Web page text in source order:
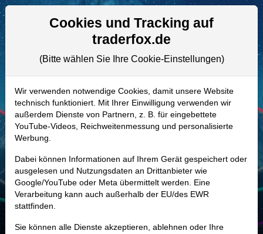
Aktien- und Artikelsuche
552484 | NFLX–Netflix Aktie
Realtime-Aktienkurs:
-
-
Marktkapitalisierung 308,94 Mrd. USD
Unternehmenswert 314,12 Mrd. USD
Cookies und Tracking auf
traderfox.de
(Bitte wählen Sie Ihre Cookie-Einstellungen)
Wir verwenden notwendige Cookies, damit unsere Website
technisch funktioniert. Mit Ihrer Einwilligung verwenden wir
außerdem Dienste von Partnern, z. B. für eingebettete
YouTube-Videos, Reichweitenmessung und personalisierte
Werbung.
Dabei können Informationen auf Ihrem Gerät gespeichert oder
ausgelesen und Nutzungsdaten an Drittanbieter wie
Google/YouTube oder Meta übermittelt werden. Eine
Verarbeitung kann auch außerhalb der EU/des EWR
stattfinden.
Sie können alle Dienste akzeptieren, ablehnen oder Ihre